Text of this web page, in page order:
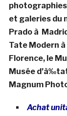
et galeries du
Prado à
Tate Modern
Florence, le
Musée
Magnum
Achat